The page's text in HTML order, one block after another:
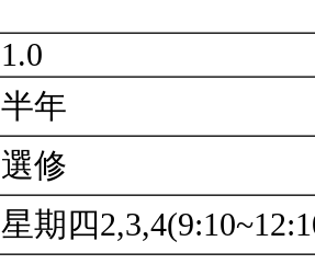
1.0
半年
選修
星期四